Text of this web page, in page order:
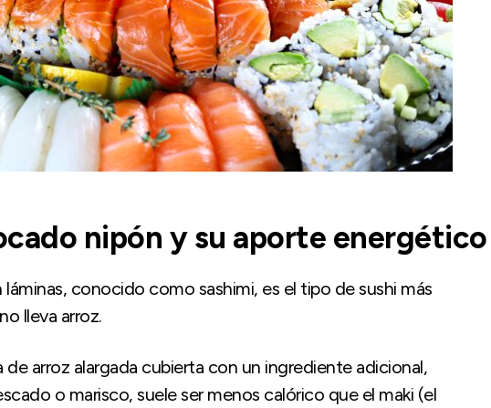
nipón y su aporte energético
conocido como sashimi, es el tipo de sushi más
lleva arroz.
de arroz alargada cubierta con un ingrediente adicional,
o marisco, suele ser menos calórico que el maki (el